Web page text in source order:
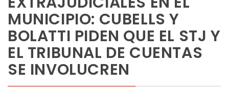
MUNICIPIO: CUBELLS Y
BOLATTI PIDEN QUE EL STJ Y
EL TRIBUNAL DE CUENTAS
SE INVOLUCREN